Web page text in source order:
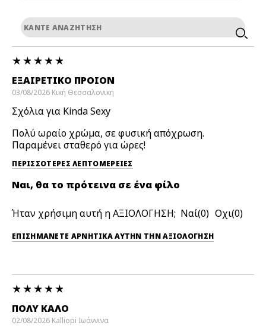
ΕΞΑΙΡΕΤΙΚΌ ΠΡΟΙΟΝ
03/08/2026 Κική Θεσσαλονικη
Σχόλια για Kinda Sexy
Πολύ ωραίο χρώμα, σε φυσική απόχρωση.
Παραμένει σταθερό για ώρες!
ΠΕΡΙΣΣΌΤΕΡΕΣ ΛΕΠΤΟΜΈΡΕΙΕΣ
Ναι, θα το πρότεινα σε ένα φίλο
Ήταν χρήσιμη αυτή η ΑΞΙΟΛΟΓΗΣΗ; 0 0
ΕΠΙΣΗΜΆΝΕΤΕ ΑΡΝΗΤΙΚΆ ΑΥΤΉΝ ΤΗΝ ΑΞΙΟΛΟΓΗΣΗ
ΠΟΛΎ ΚΑΛΌ
02/08/2026 Kalliopi Ιωάννινα